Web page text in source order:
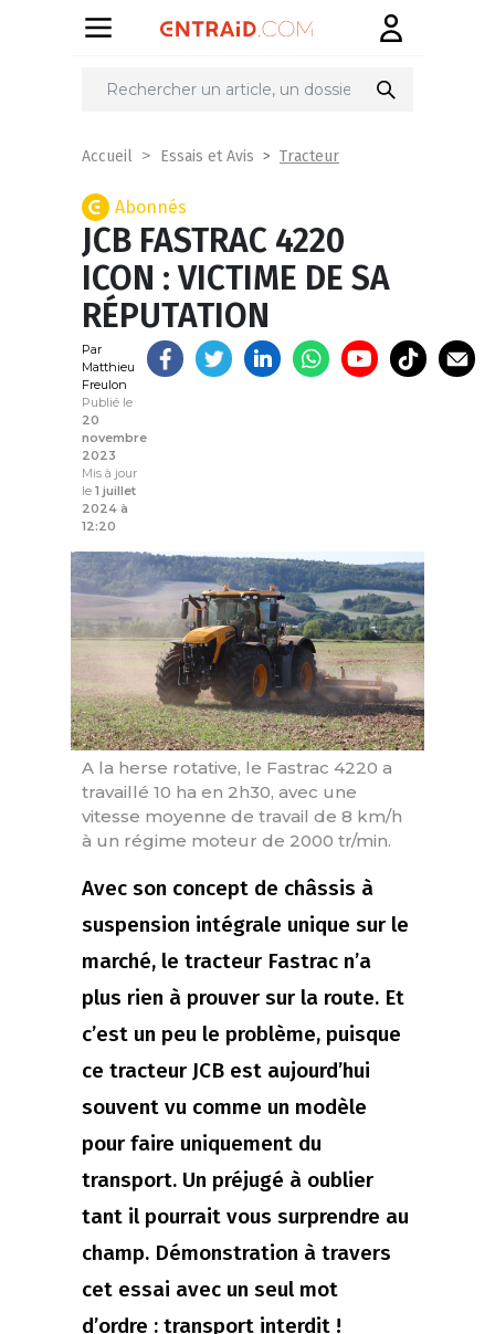
Partager
Accueil Essais et Avis Tracteur
Abonnés
JCB FASTRAC 4220
ICON : VICTIME DE SA
RÉPUTATION
Par
Matthieu
Freulon
Publié le
20
novembre
2023
Mis à jour
le 1 juillet
2024 à
12:20
A la herse rotative, le Fastrac 4220 a
travaillé 10 ha en 2h30, avec une
vitesse moyenne de travail de 8 km/h
à un régime moteur de 2000 tr/min.
Avec son concept de châssis à
suspension intégrale unique sur le
marché, le tracteur Fastrac n’a
plus rien à prouver sur la route. Et
c’est un peu le problème, puisque
ce tracteur JCB est aujourd’hui
souvent vu comme un modèle
pour faire uniquement du
transport. Un préjugé à oublier
tant il pourrait vous surprendre au
champ. Démonstration à travers
cet essai avec un seul mot
d’ordre : transport interdit !